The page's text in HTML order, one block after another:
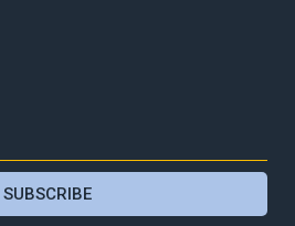
SUBSCRIBE